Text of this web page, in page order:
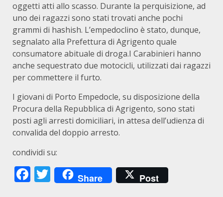
oggetti atti allo scasso. Durante la perquisizione, ad
uno dei ragazzi sono stati trovati anche pochi
grammi di hashish. L’empedoclino è stato, dunque,
segnalato alla Prefettura di Agrigento quale
consumatore abituale di droga.I Carabinieri hanno
anche sequestrato due motocicli, utilizzati dai ragazzi
per commettere il furto.
I giovani di Porto Empedocle, su disposizione della
Procura della Repubblica di Agrigento, sono stati
posti agli arresti domiciliari, in attesa dell’udienza di
convalida del doppio arresto.
condividi su:
Facebook
Twitter
Share Post